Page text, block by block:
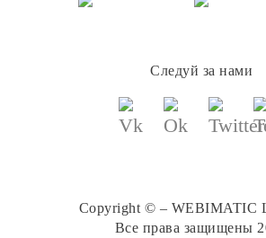
Следуй за нами
Copyright © – WEBIMATIC
Все права защищены